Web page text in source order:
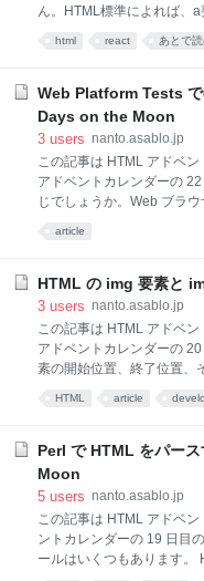
ん。HTML標準によれば、
ルダー」として使うこと
ん。 リンクとなりうる箇
href="/">ホーム</a></li>
href="/archives">アーカイ
</li> </ul> </nav> Reactな
html react あとで
Web Platform Tests
Days on the Moon
3 users nanto.asablo.jp
この記事は HTML アドベ
アドベントカレンダーの
じでしょうか。Web ブラ
っているブラウザで実行で
実行してみましょう。
https://wpt.live/html/syntax/
が並んでいます。 ファイ
article
HTML の img 要素と
3 users nanto.asablo.jp
この記事は HTML アドベ
アドベントカレンダーの
素の開始位置、終了位置、
に既述した名前とは別の名
ではなく) IMG と出力され
に、img 要素が生成されて
HTML article
Perl で HTML をパー
Moon
5 users nanto.asablo.jp
この記事は HTML アドベ
ントカレンダーの 19 日目
ールはいくつもあります。